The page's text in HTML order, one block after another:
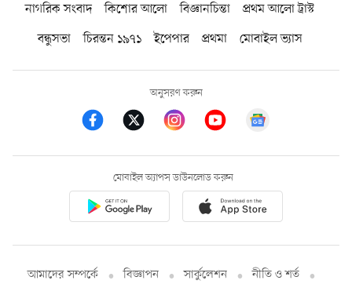
নাগরিক সংবাদ কিশোর আলো বিজ্ঞানচিন্তা
প্রথম আলো ট্রাস্ট
বন্ধুসভা
চিরন্তন ১৯৭১ ইপেপার প্রথমা মোবাইল ভ্যাস
অনুসরণ করুন
মোবাইল অ্যাপস ডাউনলোড করুন
আমাদের সম্পর্কে বিজ্ঞাপন সার্কুলেশন
নীতি ও শর্ত